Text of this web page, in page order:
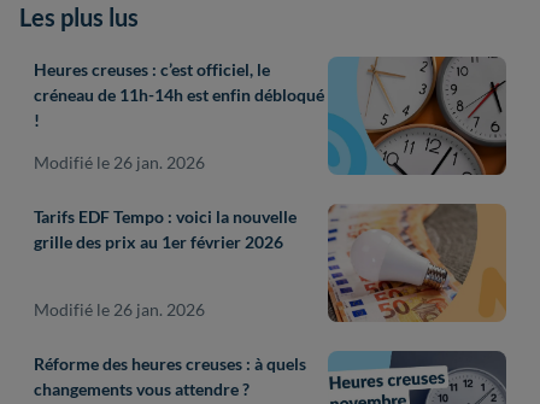
Les plus lus
Heures creuses : c’est officiel, le
créneau de 11h-14h est enfin débloqué
!
Modifié le 26 jan. 2026
Tarifs EDF Tempo : voici la nouvelle
grille des prix au 1er février 2026
Modifié le 26 jan. 2026
Réforme des heures creuses : à quels
changements vous attendre ?